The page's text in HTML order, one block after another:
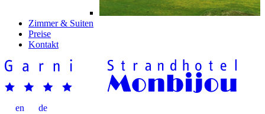
Zimmer & Suiten
Preise
Kontakt
en
de